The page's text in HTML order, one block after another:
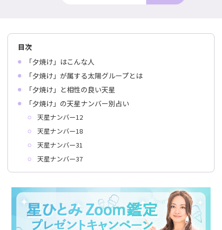
目次
「夕焼け」はこんな人
「夕焼け」が属する太陽グループとは
「夕焼け」と相性の良い天星
「夕焼け」の天星ナンバー別占い
天星ナンバー12
天星ナンバー18
天星ナンバー31
天星ナンバー37